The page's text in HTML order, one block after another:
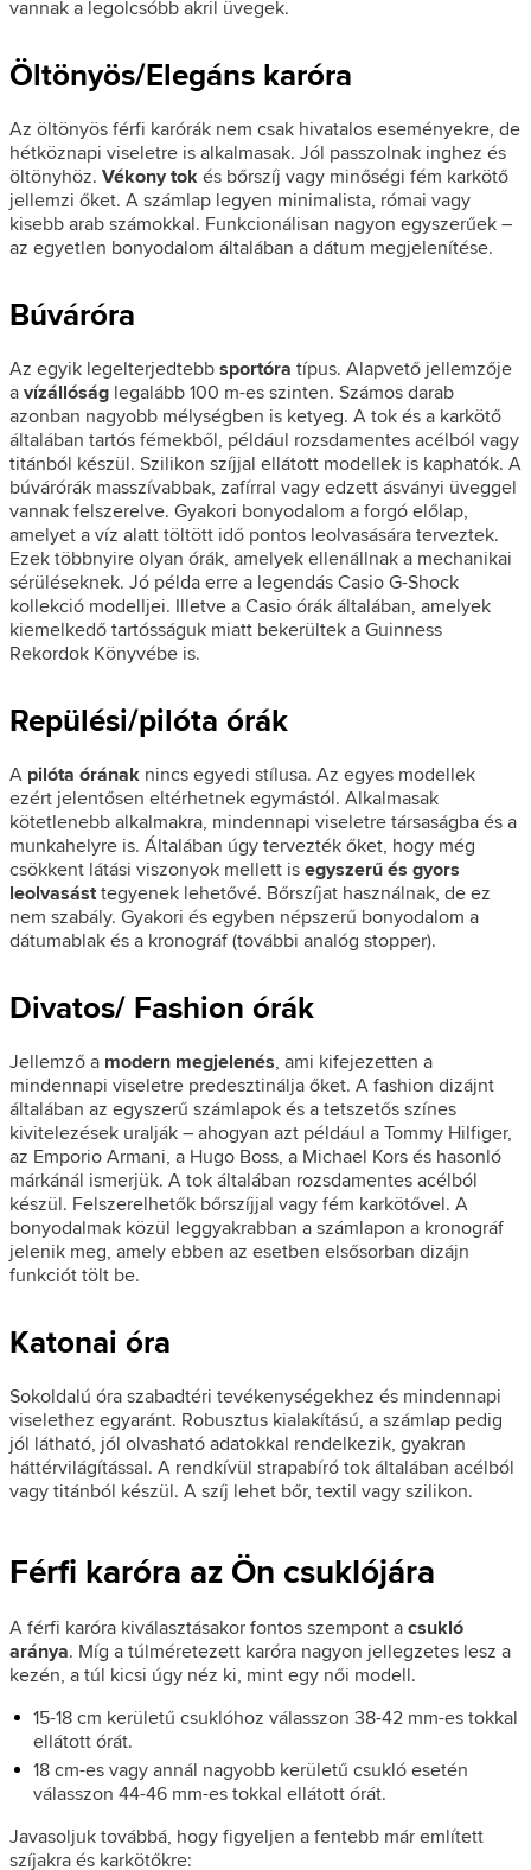
vannak a legolcsóbb akril üvegek.
Öltönyös/Elegáns karóra
Az öltönyös férfi karórák nem csak hivatalos eseményekre, de
hétköznapi viseletre is alkalmasak. Jól passzolnak inghez és
öltönyhöz. Vékony tokés bőrszíj vagy minőségi fém karkötő
jellemzi őket. A számlap legyen minimalista, római vagy
kisebb arab számokkal. Funkcionálisan nagyon egyszerűek –
az egyetlen bonyodalom általában a dátum megjelenítése.
Búváróra
Az egyik legelterjedtebbsportóra típus. Alapvető jellemzője
avízállóság legalább 100 m-es szinten. Számos darab
azonban nagyobb mélységben is ketyeg. A tok és a karkötő
általában tartós fémekből, például rozsdamentes acélból vagy
titánból készül. Szilikon szíjjal ellátott modellek is kaphatók. A
búvárórák masszívabbak, zafírral vagy edzett ásványi üveggel
vannak felszerelve. Gyakori bonyodalom a forgó előlap,
amelyet a víz alatt töltött idő pontos leolvasására terveztek.
Ezek többnyire olyan órák, amelyek ellenállnak a mechanikai
sérüléseknek. Jó példa erre a legendás Casio G-Shock
kollekció modelljei. Illetve a Casio órák általában, amelyek
kiemelkedő tartósságuk miatt bekerültek a Guinness
Rekordok Könyvébe is.
Repülési/pilóta órák
A pilóta órának nincs egyedi stílusa. Az egyes modellek
ezért jelentősen eltérhetnek egymástól. Alkalmasak
kötetlenebb alkalmakra, mindennapi viseletre társaságba és a
munkahelyre is. Általában úgy tervezték őket, hogy még
csökkent látási viszonyok mellett isegyszerű és gyors
leolvasásttegyenek lehetővé. Bőrszíjat használnak, de ez
nem szabály. Gyakori és egyben népszerű bonyodalom a
dátumablak és a kronográf (további analóg stopper).
Divatos/ Fashion órák
Jellemző a modern megjelenés, ami kifejezetten a
mindennapi viseletre predesztinálja őket. A fashion dizájnt
általában az egyszerű számlapok és a tetszetős színes
kivitelezések uralják – ahogyan azt például a Tommy Hilfiger,
az Emporio Armani, a Hugo Boss, a Michael Kors és hasonló
márkánál ismerjük. A tok általában rozsdamentes acélból
készül. Felszerelhetők bőrszíjjal vagy fém karkötővel. A
bonyodalmak közül leggyakrabban a számlapon a kronográf
jelenik meg, amely ebben az esetben elsősorban dizájn
funkciót tölt be.
Katonai óra
Sokoldalú óra szabadtéri tevékenységekhez és mindennapi
viselethez egyaránt. Robusztus kialakítású, a számlap pedig
jól látható, jól olvasható adatokkal rendelkezik, gyakran
háttérvilágítással. A rendkívül strapabíró tok általában acélból
vagy titánból készül. A szíj lehet bőr, textil vagy szilikon.
Férfi karóra az Ön csuklójára
A férfi karóra kiválasztásakor fontos szempont acsukló
aránya. Míg a túlméretezett karóra nagyon jellegzetes lesz a
kezén, a túl kicsi úgy néz ki, mint egy női modell.
15-18 cm kerületű csuklóhoz válasszon 38-42 mm-es tokkal
ellátott órát.
18 cm-es vagy annál nagyobb kerületű csukló esetén
válasszon 44-46 mm-es tokkal ellátott órát.
Javasoljuk továbbá, hogy figyeljen a fentebb már említett
szíjakra és karkötőkre: